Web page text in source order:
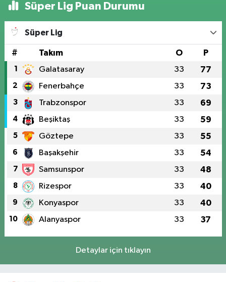
Süper Lig Puan Durumu
Süper Lig
# Takım O P
1 Galatasaray 33 77
2 Fenerbahçe 33 73
3 Trabzonspor 33 69
4 Beşiktaş 33 59
5 Göztepe 33 55
6 Başakşehir 33 54
7 Samsunspor 33 48
8 Rizespor 33 40
9 Konyaspor 33 40
10 Alanyaspor 33 37
Detaylar için tıklayın